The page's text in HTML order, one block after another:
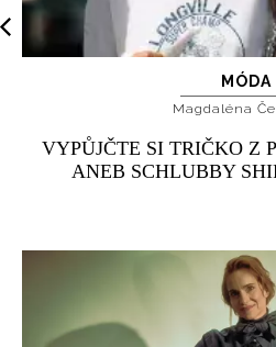
MÓDA
Magdaléna
VYPŮJČTE SI TRIČKO Z
ANEB SCHLUBBY